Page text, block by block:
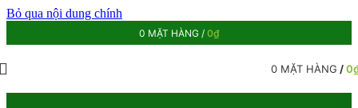
Bỏ qua nội dung chính
0 MẶT HÀNG / 0₫
0 MẶT HÀNG /0